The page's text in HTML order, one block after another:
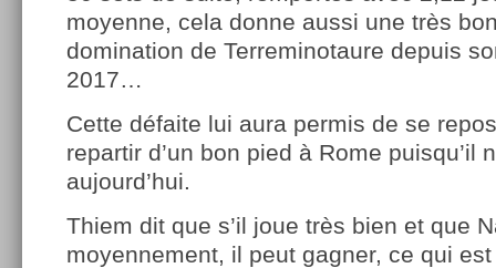
moyenne, cela donne aussi une très
domination de Terreminotaure depuis
2017…
Cette défaite lui aura permis de se
repartir d’un bon pied à Rome puisqu’il
aujourd’hui.
Thiem dit que s’il joue très bien et que
moyennement, il peut gagner, ce qui